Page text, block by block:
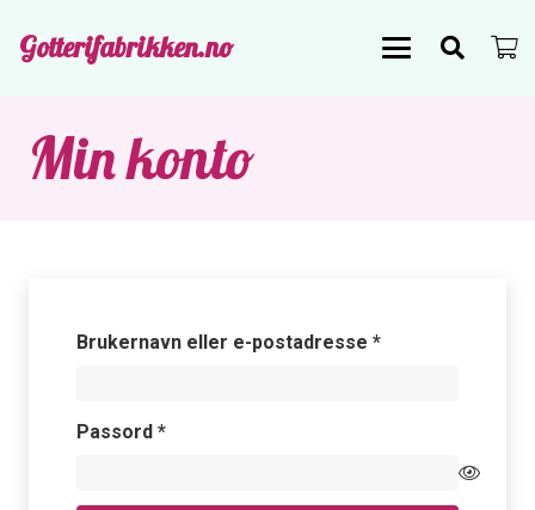
Gotterifabrikken.no
Min konto
Brukernavn eller e-postadresse *Påkrevd
Passord *Påkrevd